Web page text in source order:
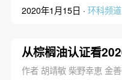
2020年1月15日 · 环科频道
从棕榈油认证看
作者 胡靖敏 柴野幸恵 金